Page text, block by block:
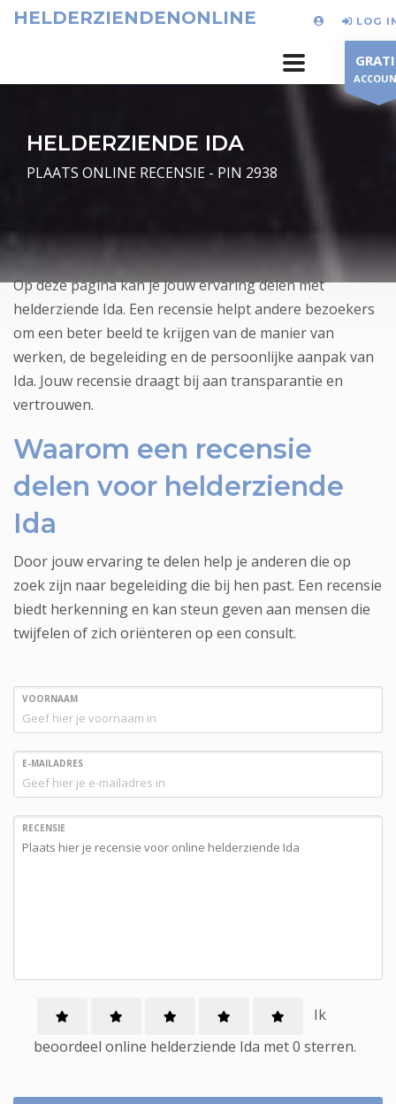
HELDERZIENDENONLINE LOG
HELDERZIENDE IDA
PLAATS ONLINE RECENSIE - PIN 2938
Op deze pagina kan je jouw ervaring delen met
helderziende Ida. Een recensie helpt andere bezoekers
om een beter beeld te krijgen van de manier van
werken, de begeleiding en de persoonlijke aanpak van
Ida. Jouw recensie draagt bij aan transparantie en
vertrouwen.
Waarom een recensie
delen voor helderziende
Ida
Door jouw ervaring te delen help je anderen die op
zoek zijn naar begeleiding die bij hen past. Een recensie
biedt herkenning en kan steun geven aan mensen die
twijfelen of zich oriënteren op een consult.
VOORNAAM
E-MAILADRES
RECENSIE
Ik
beoordeel online helderziende Ida met0 sterren.